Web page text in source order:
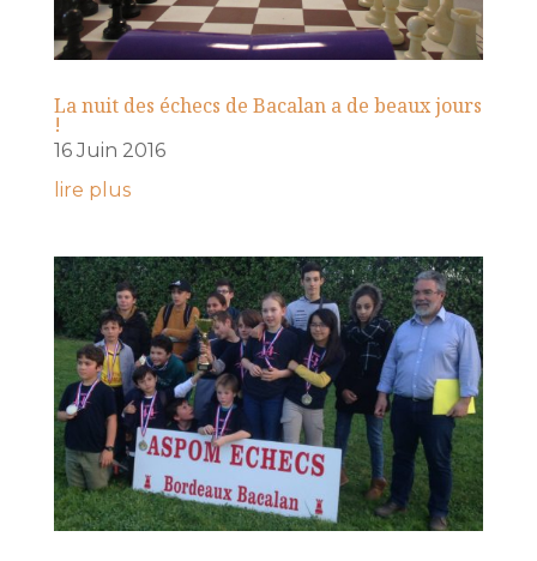
La nuit des échecs de Bacalan a de beaux jours
!
16 Juin 2016
lire plus